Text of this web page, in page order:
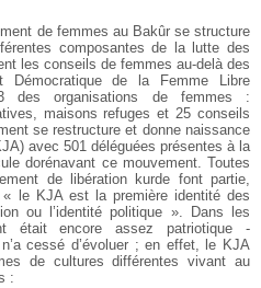
de femmes au Bakûr se structure
composantes de la lutte des
les conseils de femmes au-delà des
Démocratique de la Femme Libre
des organisations de femmes :
maisons refuges et 25 conseils
se restructure et donne naissance
avec 501 déléguées présentes à la
dorénavant ce mouvement. Toutes
de libération kurde font partie,
le KJA est la première identité des
ou l’identité politique ». Dans les
était encore assez patriotique -
cessé d’évoluer ; en effet, le KJA
de cultures différentes vivant au
: